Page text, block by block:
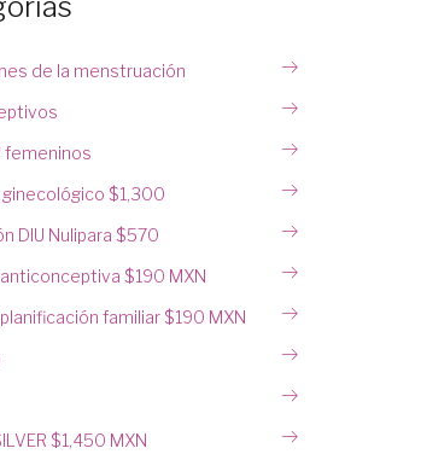
de la menstruación
femeninos
ginecológico $1,300
DIU Nulipara $570
$190 MXN
familiar $190 MXN
$1,450 MXN